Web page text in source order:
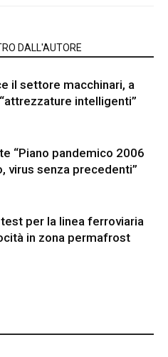
DALL'AUTORE
il settore macchinari, a
intelligenti”
“Piano pandemico 2006
virus senza precedenti”
test per la linea ferroviaria
in zona permafrost